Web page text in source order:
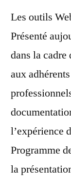
Les outils
Présenté
dans la cadre
aux
l’expérience
Programme
la